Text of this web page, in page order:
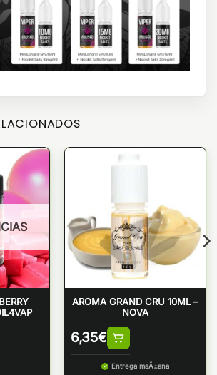
AROMA GRAND CRU 10ML –
NOVA
6,35€
Entrega maÃ±ana